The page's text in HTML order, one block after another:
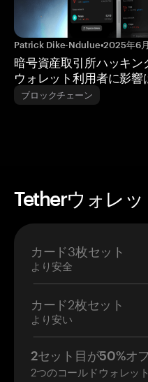
Patrick Dike-Ndulue•2025年6
暗号資産取引所ハッキン
ウォレット利用者に影響
ブロックチェーン
Tetherウォレ
カード3枚セット
より安全
カード2枚セット
より安い
2セット目が50%オフ
2つのコールドウォレッ